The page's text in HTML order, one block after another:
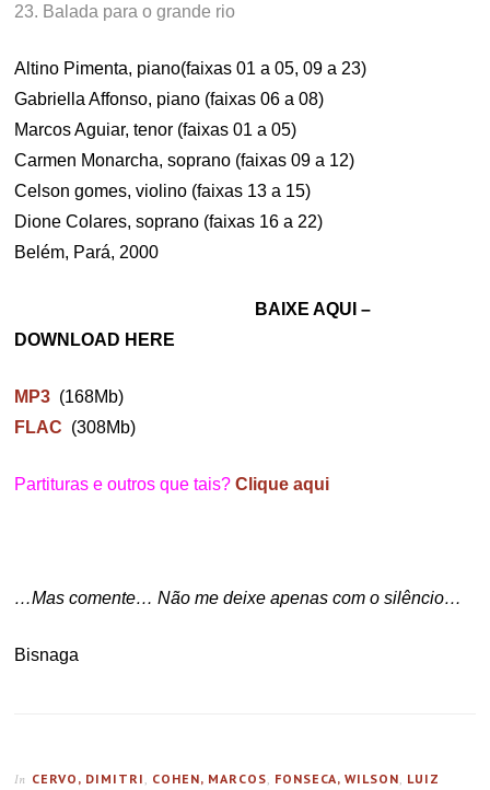
23. Balada para o grande rio
Altino Pimenta, piano(faixas 01 a 05, 09 a 23)
Gabriella Affonso, piano (faixas 06 a 08)
Marcos Aguiar, tenor (faixas 01 a 05)
Carmen Monarcha, soprano (faixas 09 a 12)
Celson gomes, violino (faixas 13 a 15)
Dione Colares, soprano (faixas 16 a 22)
Belém, Pará, 2000
BAIXE AQUI –
DOWNLOAD HERE
MP3 (168Mb)
FLAC (308Mb)
Partituras e outros que tais? Clique aqui
…Mas comente… Não me deixe apenas com o silêncio…
Bisnaga
In CERVO, DIMITRI , COHEN, MARCOS, FONSECA, WILSON, LUIZ